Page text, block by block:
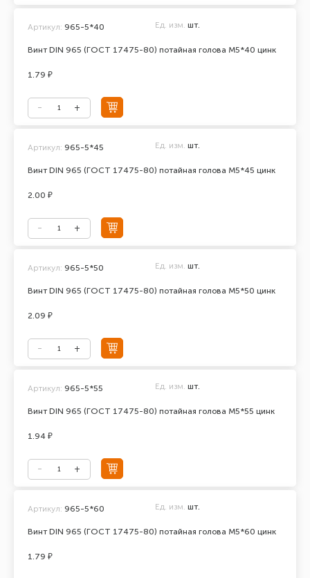
Винт DIN 965 (ГОСТ 17475-80) потайная голова М5*40 цинк
Артикул: 965-5*40 Ед. изм. шт.
1.79 ₽
Винт DIN 965 (ГОСТ 17475-80) потайная голова М5*45 цинк
Артикул: 965-5*45 Ед. изм. шт.
2.00 ₽
Винт DIN 965 (ГОСТ 17475-80) потайная голова М5*50 цинк
Артикул: 965-5*50 Ед. изм. шт.
2.09 ₽
Винт DIN 965 (ГОСТ 17475-80) потайная голова М5*55 цинк
Артикул: 965-5*55 Ед. изм. шт.
1.94 ₽
Винт DIN 965 (ГОСТ 17475-80) потайная голова М5*60 цинк
Артикул: 965-5*60 Ед. изм. шт.
1.79 ₽